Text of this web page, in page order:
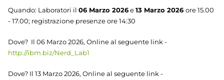
Quando: Laboratori il 06 Marzo 2026e13 Marzo 2026 ore 15.00
- 17.00; registrazione presenze ore 14:30
Dove? Il 06 Marzo 2026, Online al seguente link -
http://ibm.biz/Nerd_Lab1
Dove? Il 13 Marzo 2026, Online al seguente link -